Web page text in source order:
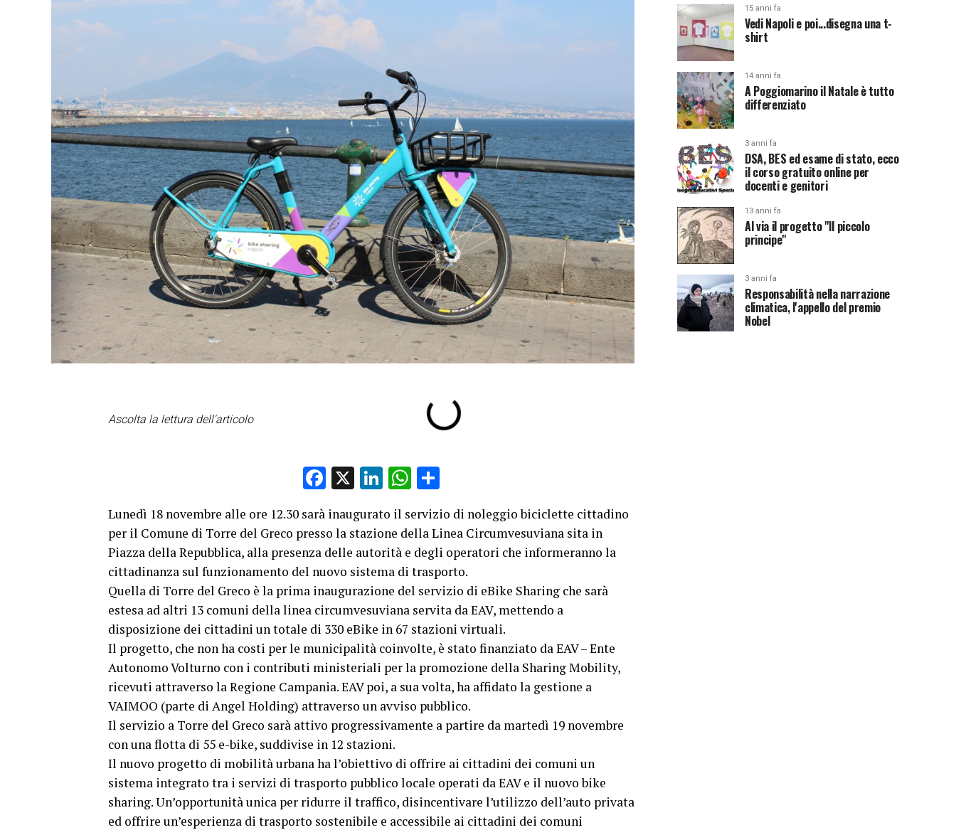
Ascolta la lettura dell'articolo
Facebook
X LinkedIn
WhatsApp
Lunedì 18 novembre alle ore 12.30 sarà inaugurato il servizio di noleggio biciclette cittadino
per il Comune di Torre del Greco presso la stazione della Linea Circumvesuviana sita in
Piazza della Repubblica, alla presenza delle autorità e degli operatori che informeranno la
cittadinanza sul funzionamento del nuovo sistema di trasporto.
Quella di Torre del Greco è la prima inaugurazione del servizio di eBike Sharing che sarà
estesa ad altri 13 comuni della linea circumvesuviana servita da EAV, mettendo a
disposizione dei cittadini un totale di 330 eBike in 67 stazioni virtuali.
Il progetto, che non ha costi per le municipalità coinvolte, è stato finanziato da EAV – Ente
Autonomo Volturno con i contributi ministeriali per la promozione della Sharing Mobility,
ricevuti attraverso la Regione Campania. EAV poi, a sua volta, ha affidato la gestione a
VAIMOO (parte di Angel Holding) attraverso un avviso pubblico.
Il servizio a Torre del Greco sarà attivo progressivamente a partire da martedì 19 novembre
con una flotta di 55 e-bike, suddivise in 12 stazioni.
Il nuovo progetto di mobilità urbana ha l’obiettivo di offrire ai cittadini dei comuni un
sistema integrato tra i servizi di trasporto pubblico locale operati da EAV e il nuovo bike
sharing. Un’opportunità unica per ridurre il traffico, disincentivare l’utilizzo dell’auto privata
ed offrire un’esperienza di trasporto sostenibile e accessibile ai cittadini dei comuni
15 anni fa
Vedi Napoli e poi...disegna una t-
shirt
14 anni fa
A Poggiomarino il Natale è tutto
differenziato
3 anni fa
DSA, BES ed esame di stato, ecco
il corso gratuito online per
docenti e genitori
13 anni fa
Al via il progetto "Il piccolo
principe"
3 anni fa
Responsabilità nella narrazione
climatica, l'appello del premio
Nobel